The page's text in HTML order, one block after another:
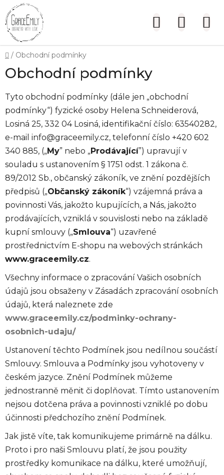
Přejít
na
obsah
KOŠÍK
Domů
/ Obchodní podmínky
Obchodní podmínky
Tyto obchodní podmínky (dále jen „obchodní
podmínky“) fyzické osoby Helena Schneiderová,
Losiná 25, 332 04 Losiná, identifikační číslo: 63540282,
e-mail info@graceemily.cz, telefonní číslo +420 602
340 885, („My” nebo „Prodávající”) upravují v
souladu s ustanovením § 1751 odst. 1 zákona č.
89/2012 Sb., občanský zákoník, ve znění pozdějších
předpisů („Občanský zákoník“) vzájemná práva a
povinnosti Vás, jakožto kupujících, a Nás, jakožto
prodávajících, vzniklá v souvislosti nebo na základě
kupní smlouvy („Smlouva“) uzavřené
prostřednictvím E-shopu na webových stránkách
www.graceemily.cz.
Všechny informace o zpracování Vašich osobních
údajů jsou obsaženy v Zásadách zpracování osobních
údajů, která naleznete zde
www.graceemily.cz/podminky-ochrany-
osobnich-udaju/
Ustanovení těchto Podmínek jsou nedílnou součástí
Smlouvy. Smlouva a Podmínky jsou vyhotoveny v
českém jazyce. Znění Podmínek můžeme
jednostranně měnit či doplňovat. Tímto ustanovením
nejsou dotčena práva a povinnosti vzniklé po dobu
účinnosti předchozího znění Podmínek.
Jak jistě víte, tak komunikujeme primárně na dálku.
Proto i pro naši Smlouvu platí, že jsou použity
prostředky komunikace na dálku, které umožňují,